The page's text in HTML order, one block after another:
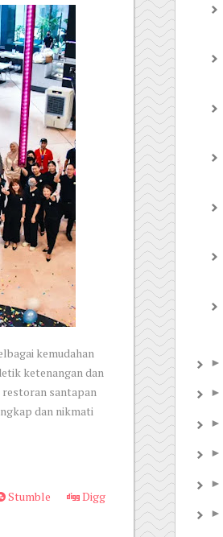
kemudahan
ketenangan dan
restoran santapan
dan nikmati
Stumble Digg
►
►
►
►
►
►